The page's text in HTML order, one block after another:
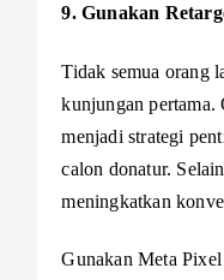
9. Gunakan
Tidak semua orang
kunjungan pertama.
menjadi strategi
calon donatur.
meningkatkan
Gunakan Meta